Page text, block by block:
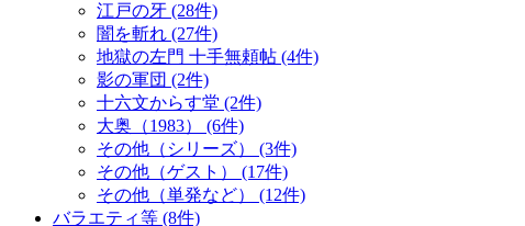
江戸の牙 (28件)
闇を斬れ (27件)
地獄の左門 十手無頼帖 (4件)
影の軍団 (2件)
十六文からす堂 (2件)
大奥（1983） (6件)
その他（シリーズ） (3件)
その他（ゲスト） (17件)
その他（単発など） (12件)
バラエティ等 (8件)